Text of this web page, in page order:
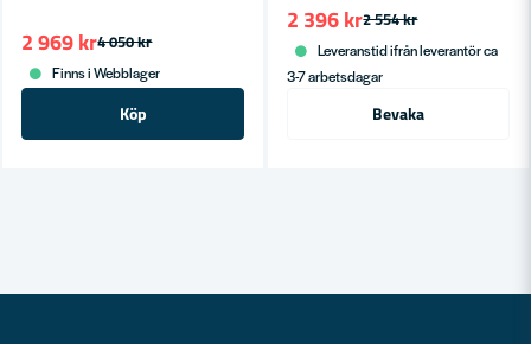
4 050 kr
2 969 kr
Finns i Webblager
Köp
2 554 kr
2 396 kr
Leveranstid ifrån leverantör ca
3-7 arbetsdagar
Bevaka